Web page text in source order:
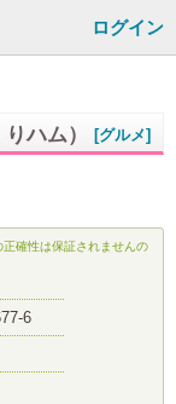
ログイン
ハム） [グルメ]
正確性は保証されませんの
6